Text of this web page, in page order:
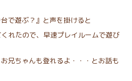
で遊ぶ？』と声を掛けると
れたので、早速プレイルームで遊び
兄ちゃんも登れるよ・・・とお話も